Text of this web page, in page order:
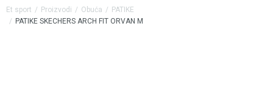
Et sport Proizvodi Obuća
PATIKE
PATIKE SKECHERS ARCH FIT ORVAN M